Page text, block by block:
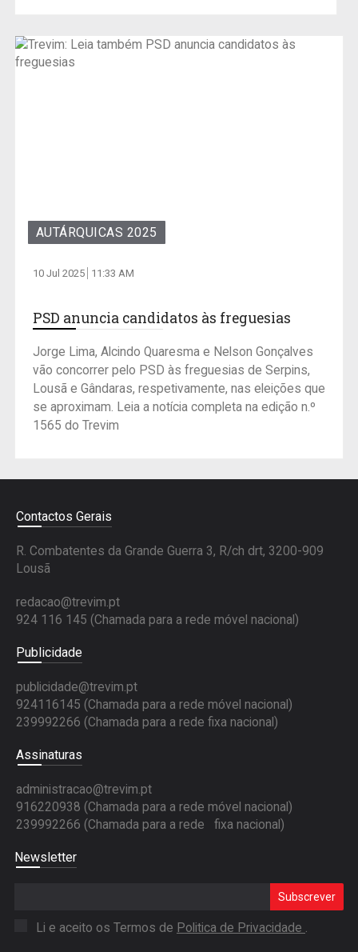
AUTÁRQUICAS 2025
10 Jul 2025 11:33 AM
PSD anuncia candidatos às freguesias
Jorge Lima, Alcindo Quaresma e Nelson Gonçalves
vão concorrer pelo PSD às freguesias de Serpins,
Lousã e Gândaras, respetivamente, nas eleições que
se aproximam. Leia a notícia completa na edição n.º
1565 do Trevim
Contactos Gerais
R. Combatentes da Grande Guerra 3, R/ch drt, 3200-909
Lousã
redacao@trevim.pt
924 116 145 (Chamada para a rede móvel nacional)
Publicidade
publicidade@trevim.pt
924116145 (Chamada para a rede móvel nacional)
239992266 (Chamada para a rede fixa nacional)
Assinaturas
administracao@trevim.pt
916220938 (Chamada para a rede móvel nacional)
239992266 (Chamada para a rede fixa nacional)
Newsletter
Subscrever
Li e aceito os Termos de Politica de Privacidade .